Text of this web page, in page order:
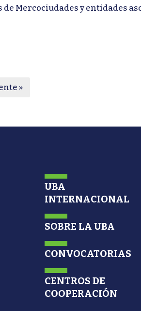
Mercociudades y entidades
»
UBA
INTERNACIONAL
SOBRE LA UBA
CONVOCATORIAS
CENTROS DE
COOPERACIÓN